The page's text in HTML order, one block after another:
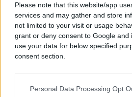
Please note that this website/app
services and may gather and store
not limited to your visit or usage
grant or deny consent to Google and
use your data for below specified
consent section.
Personal Data Processing Opt
drugima, opet stalna
ugodim, opet stres, kao da
prvi put. Tada sam bila
definitivno promijenim
brinem, već da živim punim
djece, zbog supruga i